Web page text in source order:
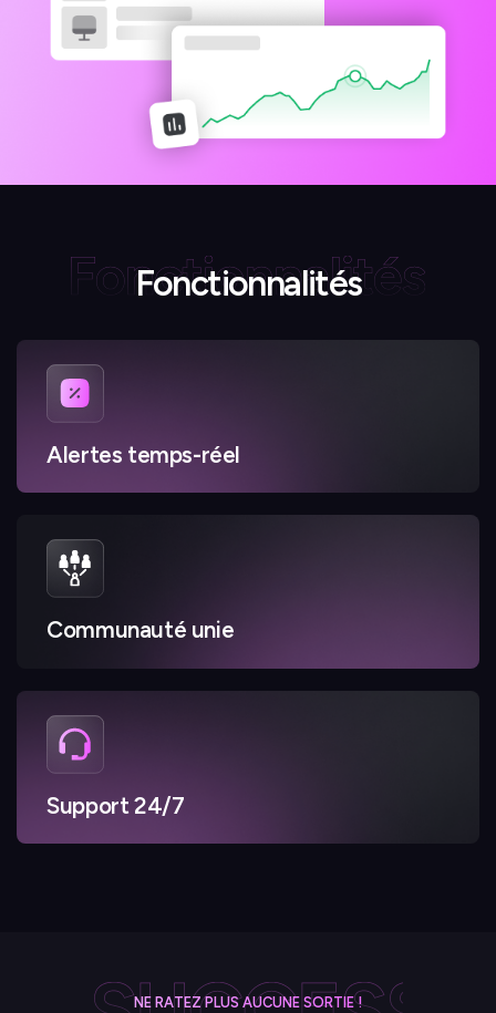
Fonctionnalités
Alertes temps-réel
Communauté unie
Support 24/7
NE RATEZ PLUS AUCUNE SORTIE !